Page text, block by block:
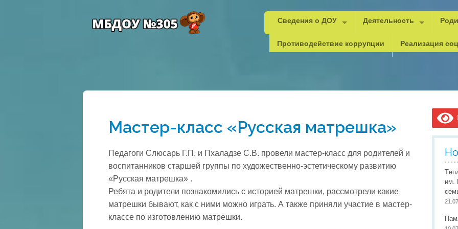
Сведения о ДОУ
Документы для рейтинга
Образование
Руководитель и педагоги
Стипендии и меры поддержки обучающихся
Финансово-хозяйственная деятельность
Деятельность
Методическая копилка
Безопасность
ГО и
Инновационная
Юный мастер
Проектная деятельность
Всемирный День
Мероприятия детского сада
Противодействие коррупции Реализация
Мастер-класс «Русская матрешка»
Педагоги Слюсарь Г.П. и Пхаладзе С.В. провели мастер-класс для родителей и
воспитанников старшей группы по художественно-эстетическому развитию
«Русская матрешка» .
Ребята и родители познакомились с историей матрешки, рассмотрели какие
матрешки бывают, как с ними можно играть. А также приняли участие в мастер-
классе по изготовлению матрешки.
им.